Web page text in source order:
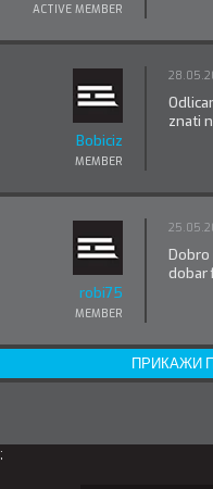
ACTIVE MEMBER
Bobiciz
MEMBER
znati
robi75
MEMBER
Dobro
dobar
ПРИКАЖИ
;